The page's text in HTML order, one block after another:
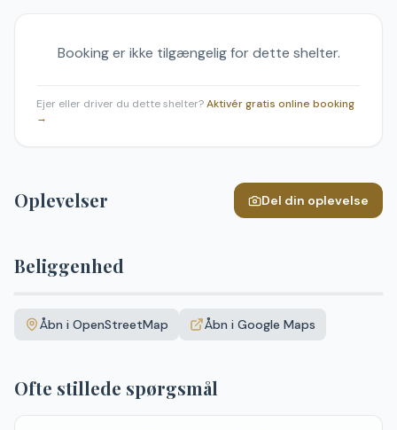
Booking er ikke tilgængelig for dette shelter.
Ejer eller driver du dette shelter?Aktivér gratis online booking
→
Oplevelser Del din oplevelse
Beliggenhed
+Åbn i OpenStreetMap Åbn i Google Maps
Ofte stillede spørgsmål